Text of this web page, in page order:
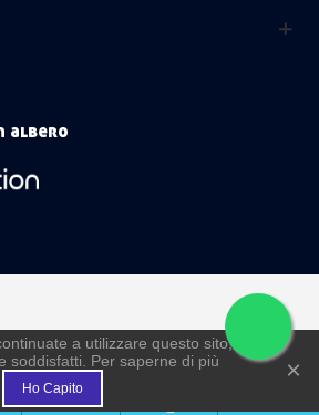
albero
a utilizzare questo sito,
soddisfatti. Per saperne di più
Ho Capito
×